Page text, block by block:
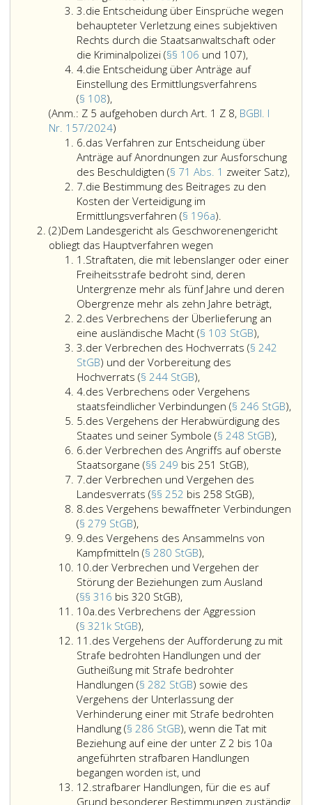
Verfahren
zur
Entscheidung
über
Anträge
auf
Verwertung
oder
beschlagnahmter
Vermögenswerte
und
auf
Verhängung
und
Fortsetzung
der
Untersuchungshaft
sowie
über
Anträge
auf
Bewilligung
anderer
Zwangsmittel
(Paragraph
105,),
3.Ziffer
3
die Entscheidung über Einsprüche wegen
behaupteter Verletzung eines subjektiven
Rechts durch die Staatsanwaltschaft oder
die Kriminalpolizei (§§ 106 und 107),die
Entscheidung
über
wegen
Verletzung
eines
subjektiven
Rechts
die
(Paragraphen
106
und
107),
4.Ziffer
4
die Entscheidung über Anträge auf
Einstellung des Ermittlungsverfahrens
(§ 108),die
Entscheidung
über
Anträge
auf
Einstellung
des
Ermittlungsverfahrens
(Paragraph
108,),
(Anm.: Z 5 aufgehoben durch Art. 1 Z 8, BGBl. I
Nr. 157/2024)
Ziffer
5,
aufgehoben
durch
Artikel
eins,
Ziffer
8,,
Bundesgesetzblatt
Teil
eins,
Nr. 157
aus
2024,)
6.Ziffer
6
das Verfahren zur Entscheidung über
Anträge auf Anordnungen zur Ausforschung
des Beschuldigten (§ 71 Abs. 1 zweiter Satz),das
7.Ziffer
7
die Bestimmung des Beitrages zu den
Kosten der Verteidigung im
Ermittlungsverfahren (§ 196a).
Bestimmung
Beitrages
zu
den
Kosten
der
Verteidigung
im
196
a,).
(2)Absatz
2,
Dem Landesgericht als Geschworenengericht
obliegt das Hauptverfahren wegen
1.Ziffer
eins
Straftaten, die mit lebenslanger oder einer
Freiheitsstrafe bedroht sind, deren
Untergrenze mehr als fünf Jahre und deren
Obergrenze mehr als zehn Jahre beträgt,
2.Ziffer
2
des Verbrechens der Überlieferung an
eine ausländische Macht (§ 103 StGB),des
eine
Macht
(Paragraph
3.Ziffer
3
der Verbrechen des Hochverrats (§ 242
StGB) und der Vorbereitung des
Hochverrats (§ 244 StGB),der
Verbrechen
des
Hochverrats
(Paragraph
242,
StGB)
und
der
Vorbereitung
Hochverrats
(Paragraph
244,
StGB),
4.Ziffer
4
des Verbrechens oder Vergehens
staatsfeindlicher Verbindungen (§ 246 StGB),des
5.Ziffer
5
des Vergehens der Herabwürdigung des
Staates und seiner Symbole (§ 248 StGB),des
Staates
6.Ziffer
6
der Verbrechen des Angriffs auf oberste
Staatsorgane (§§ 249 bis 251 StGB),der
Verbrechen
des
Angriffs
oberste
(Paragraphen
249
251
7.Ziffer
7
der Verbrechen und Vergehen des
Landesverrats (§§ 252 bis 258 StGB),der
Verbrechen
Vergehen
bis
StGB),
8.Ziffer
8
des Vergehens bewaffneter Verbindungen
(§ 279 StGB),des
Vergehens
bewaffneter
Verbindungen
(Paragraph
279,
StGB),
9.Ziffer
9
des Vergehens des Ansammelns von
Kampfmitteln (§ 280 StGB),des
Vergehens
des
von
(Paragraph
280,
StGB),
10.Ziffer
10
der Verbrechen und Vergehen der
Störung der Beziehungen zum Ausland
(§§ 316 bis 320 StGB),der
Verbrechen
Vergehen
der
Störung
der
Beziehungen
zum
Ausland
(Paragraphen
316
bis
320
StGB),
10a.Ziffer
10
a
des Verbrechens der Aggression
(§ 321k StGB),des
Verbrechens
der
Aggression
(Paragraph
321
k,
StGB),
11.Ziffer
11
des Vergehens der Aufforderung zu mit
Strafe bedrohten Handlungen und der
Gutheißung mit Strafe bedrohter
Handlungen (§ 282 StGB) sowie des
Vergehens der Unterlassung der
Verhinderung einer mit Strafe bedrohten
Handlung (§ 286 StGB), wenn die Tat mit
Beziehung auf eine der unter Z 2 bis 10a
angeführten strafbaren Handlungen
begangen worden ist, und
Vergehens
der
12.Ziffer
12
strafbarer Handlungen, für die es auf
Grund besonderer Bestimmungen zuständig